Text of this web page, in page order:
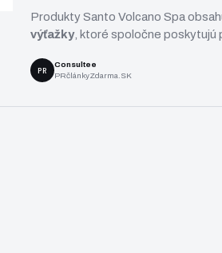
Produkty Santo Volcano Spa
výťažky, ktoré spoločne poskytujú
PR
Consultee
PRčlánkyZdarma.SK